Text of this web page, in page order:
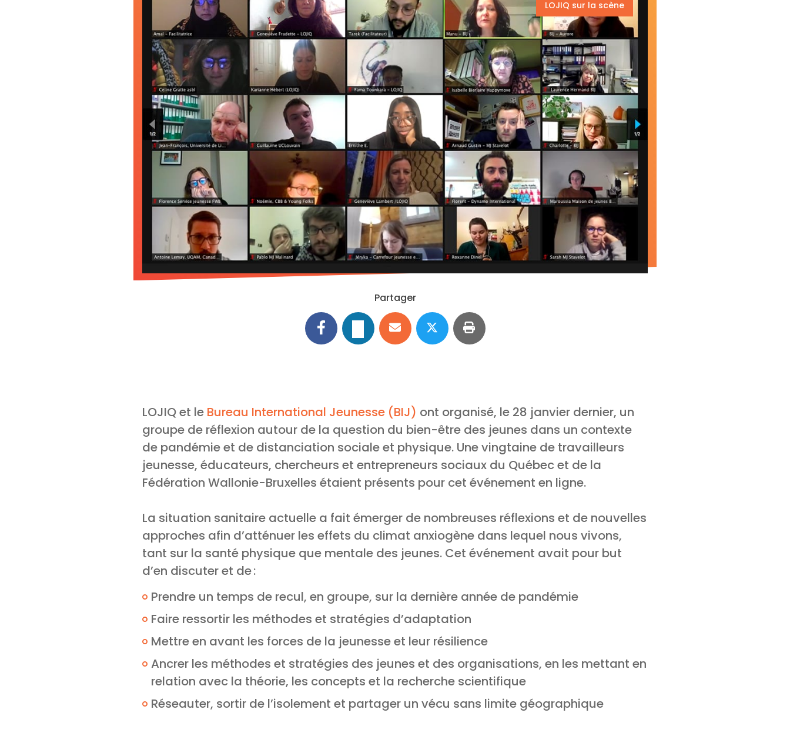
LOJIQ sur la scène
Partager
LOJIQ et le Bureau International Jeunesse (BIJ) ont organisé, le 28 janvier dernier, un
groupe de réflexion autour de la question du bien-être des jeunes dans un contexte
de pandémie et de distanciation sociale et physique. Une vingtaine de travailleurs
jeunesse, éducateurs, chercheurs et entrepreneurs sociaux du Québec et de la
Fédération Wallonie-Bruxelles étaient présents pour cet événement en ligne.
La situation sanitaire actuelle a fait émerger de nombreuses réflexions et de nouvelles
approches afin d’atténuer les effets du climat anxiogène dans lequel nous vivons,
tant sur la santé physique que mentale des jeunes. Cet événement avait pour but
d’en discuter et de :
Prendre un temps de recul, en groupe, sur la dernière année de pandémie
Faire ressortir les méthodes et stratégies d’adaptation
Mettre en avant les forces de la jeunesse et leur résilience
Ancrer les méthodes et stratégies des jeunes et des organisations, en les mettant en
relation avec la théorie, les concepts et la recherche scientifique
Réseauter, sortir de l’isolement et partager un vécu sans limite géographique